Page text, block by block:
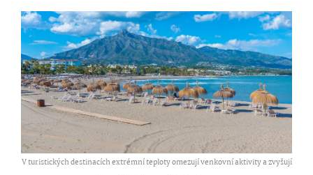
V turistických destinacích extrémní teploty omezují venkovní aktivity a zvyšují